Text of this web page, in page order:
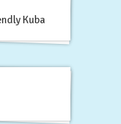
Kuba